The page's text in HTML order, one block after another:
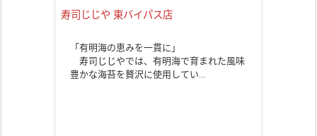
寿司じじや 東バイパス店
「有明海の恵みを一貫に」
寿司じじやでは、有明海で育まれた風味
豊かな海苔を贅沢に使用してい…